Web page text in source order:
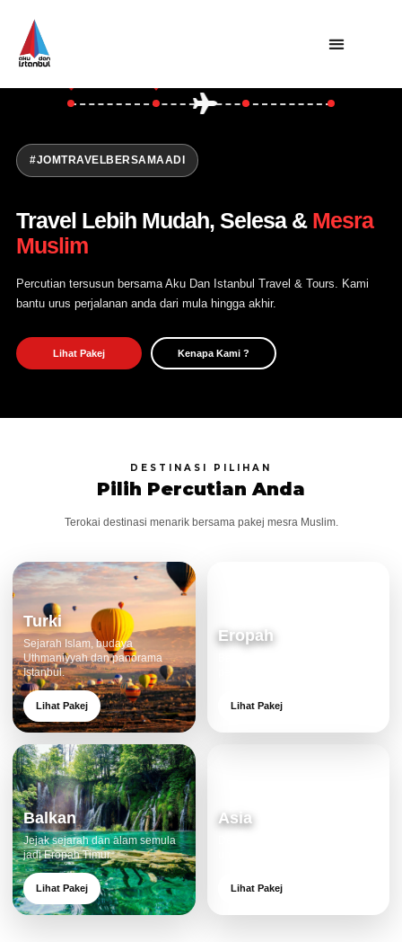
Utama
Open Trip
Hubungi Kami
#JOMTRAVELBERSAMAADI
Travel Lebih Mudah, Selesa & Mesra
Muslim
Percutian tersusun bersama Aku Dan Istanbul Travel & Tours. Kami
bantu urus perjalanan anda dari mula hingga akhir.
Lihat Pakej Kenapa Kami ?
DESTINASI PILIHAN
Pilih Percutian Anda
Terokai destinasi menarik bersama pakej mesra Muslim.
Turki
Sejarah Islam, budaya
Uthmaniyyah dan panorama
Istanbul.
Lihat Pakej
Eropah
Lihat Pakej
Balkan
Jejak sejarah dan alam semula
jadi Eropah Timur.
Lihat Pakej
Asia
Lihat Pakej